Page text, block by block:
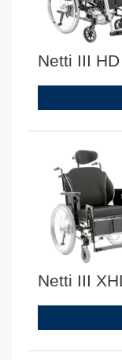
Netti III
Netti III